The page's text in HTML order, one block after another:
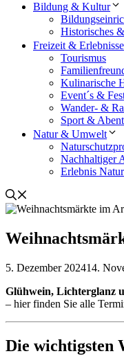
Bildung & Kultur
Historisches
Freizeit & Erlebnisse
Tourismus
Kulinarische
Event´s &
Wander- &
Sport &
Natur & Umwelt
Nachhaltiger
Erlebnis Natur
5. Dezember 202414.
Glühwein, Lichterglanz
– hier finden Sie alle
Die wichtigsten